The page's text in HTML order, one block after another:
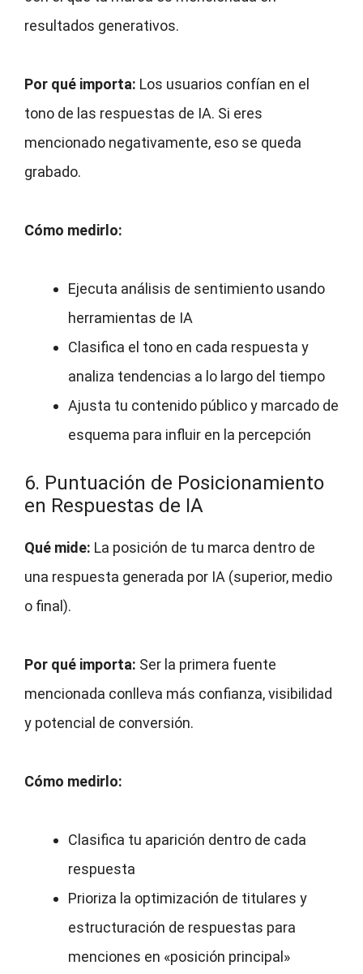
resultados generativos.
Por qué importa: Los usuarios confían en el
tono de las respuestas de IA. Si eres
mencionado negativamente, eso se queda
grabado.
Cómo medirlo:
Ejecuta análisis de sentimiento usando
herramientas de IA
Clasifica el tono en cada respuesta y
analiza tendencias a lo largo del tiempo
Ajusta tu contenido público y marcado de
esquema para influir en la percepción
6. Puntuación de Posicionamiento
en Respuestas de IA
Qué mide: La posición de tu marca dentro de
una respuesta generada por IA (superior, medio
o final).
Por qué importa: Ser la primera fuente
mencionada conlleva más confianza, visibilidad
y potencial de conversión.
Cómo medirlo:
Clasifica tu aparición dentro de cada
respuesta
Prioriza la optimización de titulares y
estructuración de respuestas para
menciones en «posición principal»